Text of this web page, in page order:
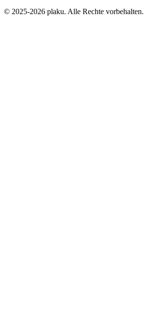
© 2025-2026 plaku. Alle Rechte vorbehalten.